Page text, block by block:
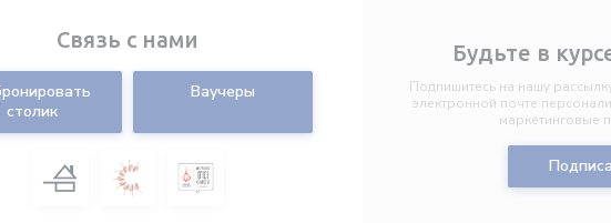
Связь с нами
столик
Ваучеры
Будьте в
Подпишитесь на нашу
электронной почте
маркетинговые